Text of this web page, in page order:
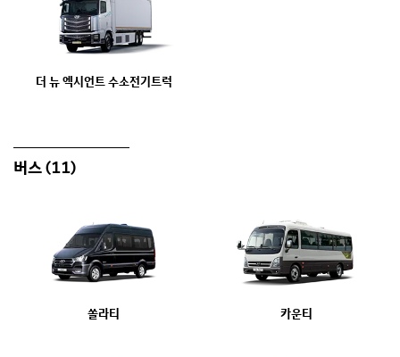
더 뉴 엑시언트 수소전기트럭
버스 (11)
쏠라티 카운티